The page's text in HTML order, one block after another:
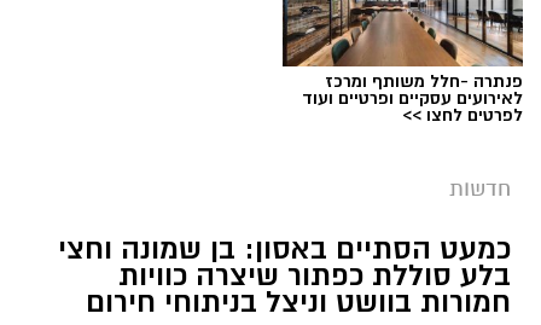
צילום: דוברות המשטרה
מערכת ירושלים נט / 09:11 06.08.26
הסמים המסוכנים, בוצעו בימים האחרונים שתי
פעילויות ממוקדות, שהובילו למעצר של שלושה
פנתרה -חלל משותף ומרכז
לאירועים עסקיים ופרטיים ועוד
לפרטים לחצו >>
חדשות
כמעט הסתיים באסון: בן שמונה וחצי
בלע סוללת כפתור שיצרה כוויות
חמורות בוושט וניצל בניתוחי חירום